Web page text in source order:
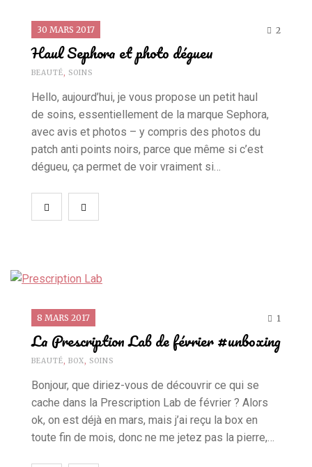
30 MARS 2017 2
Haul Sephora et photo dégueu
BEAUTÉ, SOINS
Hello, aujourd’hui, je vous propose un petit haul
de soins, essentiellement de la marque Sephora,
avec avis et photos – y compris des photos du
patch anti points noirs, parce que même si c’est
dégueu, ça permet de voir vraiment si…
8 MARS 2017 1
La Prescription Lab de février #unboxing
BEAUTÉ, BOX, SOINS
Bonjour, que diriez-vous de découvrir ce qui se
cache dans la Prescription Lab de février ? Alors
ok, on est déjà en mars, mais j’ai reçu la box en
toute fin de mois, donc ne me jetez pas la pierre,…